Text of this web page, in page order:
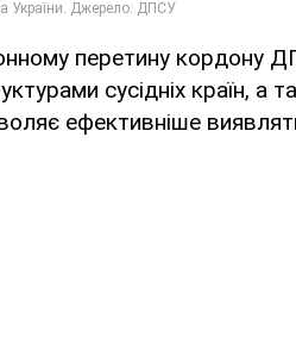
перетину кордону
сусідніх країн, а
ефективніше